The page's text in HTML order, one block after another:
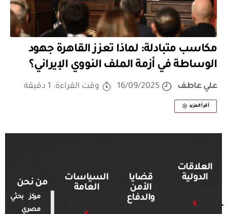
مكاسب متبادلة: لماذا تعزز القاهرة جهود
الوساطة في أزمة الملف النووي الإيراني؟
علي عاطف 16/09/2025 وقت القراءة: 1 دقيقة
أقرأ المزيد
العلاقات
الدولية
قضايا
الأمن
والدفاع
السياسات
العامة
من نحن
مركز بحثي
مصري